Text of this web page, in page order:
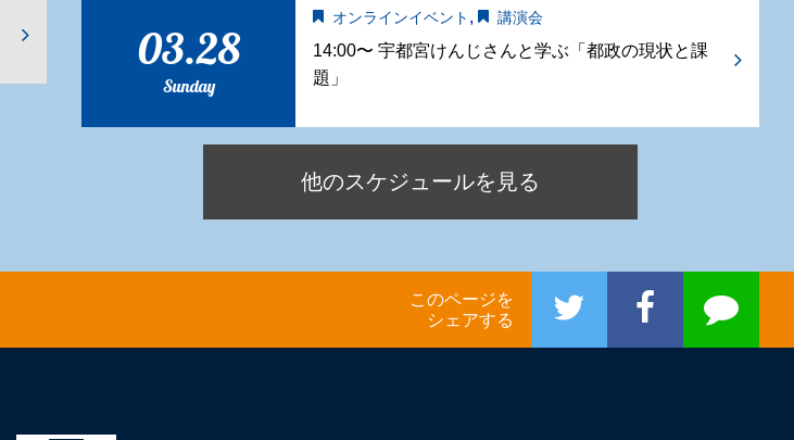
03.28
Sunday
オンラインイベント , 講演会
14:00〜 宇都宮けんじさんと学ぶ「都政の現状と課
題」
他のスケジュールを見る
このページを
シェアする